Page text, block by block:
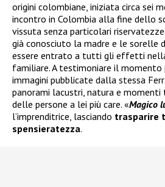
origini colombiane, iniziata circa sei
incontro in Colombia alla fine dello
vissuta senza particolari
già conosciuto la madre e le sorelle
essere entrato a tutti gli effetti
familiare. A testimoniare il
immagini pubblicate dalla stessa
panorami lacustri, natura e momenti
delle persone a lei più care. «Magico
l’imprenditrice, lasciando trasparire
spensieratezza.